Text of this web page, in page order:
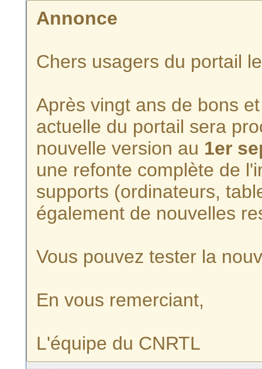
Annonce
Chers usagers du portail
Après vingt ans de bons
actuelle du portail sera
nouvelle version au 1er
une refonte complète de
supports (ordinateurs,
également de nouvelles
Vous pouvez tester la
En vous remerciant,
L'équipe du CNRTL